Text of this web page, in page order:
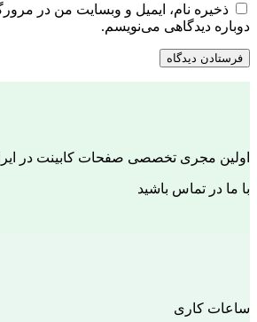
ذخیره نام، ایمیل و وبسایت من در
دوباره دیدگاهی می‌نویسم.
اولین مجری تخصصی صفحات کابینت در
با ما در تماس باشید
ساعات کاری